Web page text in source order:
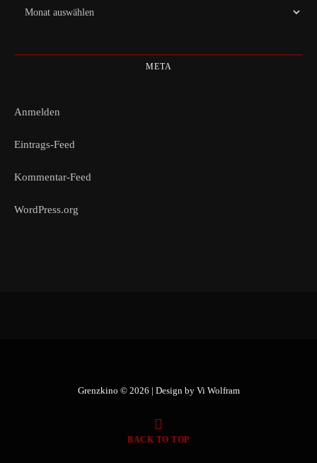
Archiv
META
Anmelden
Eintrags-Feed
Kommentar-Feed
WordPress.org
Grenzkino © 2026 | Design by Vi Wolfram
BACK TO TOP